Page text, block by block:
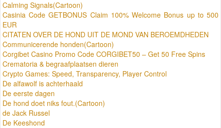
Calming Signals(Cartoon)
Casinia Code GETBONUS Claim 100% Welcome Bonus up to 500
EUR
CITATEN OVER DE HOND UIT DE MOND VAN BEROEMDHEDEN
Communicerende honden(Cartoon)
Corgibet Casino Promo Code CORGIBET50 – Get 50 Free Spins
Crematoria & begraafplaatsen dieren
Crypto Games: Speed, Transparency, Player Control
De alfawolf is achterhaald
De eerste dagen
De hond doet niks fout.(Cartoon)
de Jack Russel
De Keeshond